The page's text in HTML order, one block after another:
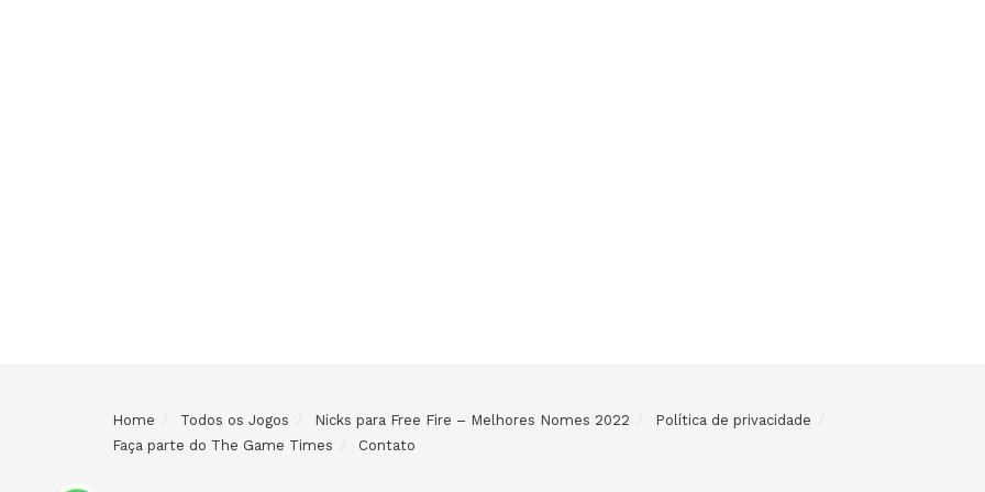
Home Todos os Jogos Nicks para Free Fire – Melhores Nomes 2022
Política de privacidade
Faça parte do The Game Times
Contato